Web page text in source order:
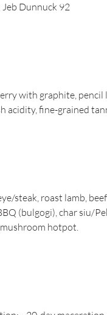
Dunnuck 92
with graphite, pencil
acidity, fine-grained
steak, roast lamb,
(bulgogi), char siu/
hotpot.